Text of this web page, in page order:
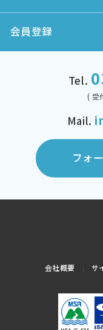
会員登録
Tel.
( 受
Mail.
フォ
会社概要 サ